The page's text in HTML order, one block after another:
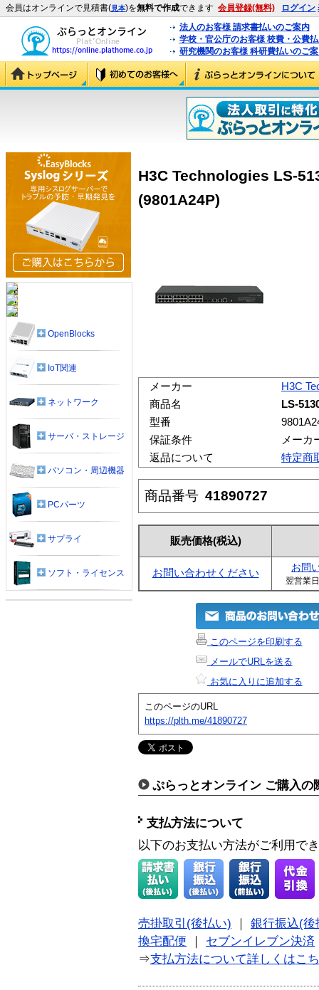
会員はオンラインで見積書(見本)を無料で作成できます 会員登録(無料) ログイン
法人のお客様 請求書払いのご案内
学校・官公庁のお客様 校費・公費
研究機関のお客様 科研費払いのご
H3C Technologies LS-
(9801A24P)
メーカー
H3C
商品名
LS-
型番
保証条件
メーカ
返品について
特定商
商品番号 41890727
販売価格(税込)
お問い合わせください お問
翌営業
このページを印刷する
メールでURLを送る
お気に入りに追加する
このページのURL
https://plth.me/41890727
ぷらっとオンライン ご購入の
支払方法について
以下のお支払い方法がご利用で
売掛取引(後払い)
銀行振込(後
換宅配便
セブンイレブン決済
⇒支払方法について詳しくはこ
OpenBlocks
IoT関連
ネットワーク
サーバ・ストレージ
パソコン・周辺機器
PCパーツ
サプライ
ソフト・ライセンス